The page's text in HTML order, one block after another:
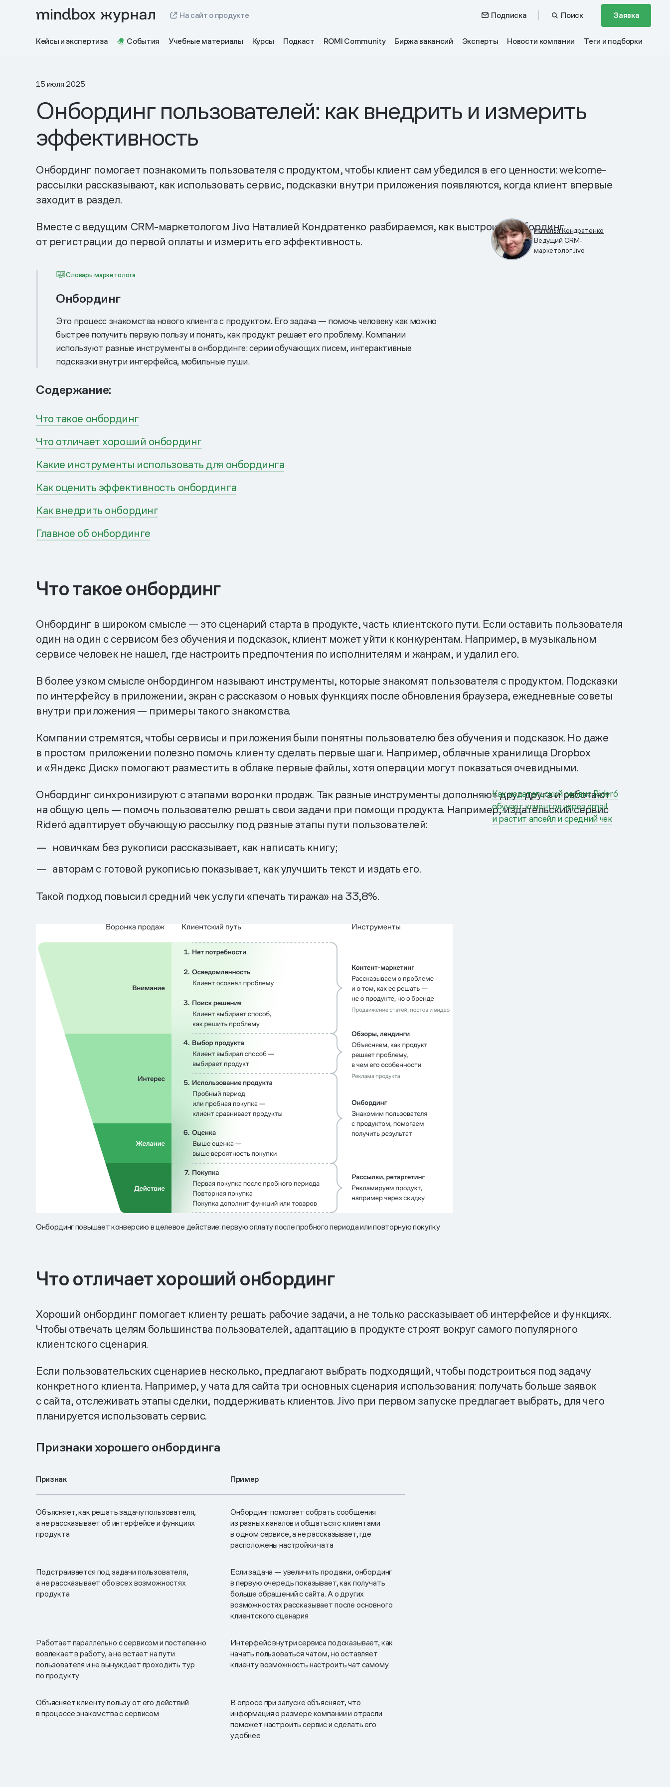
На сайт о продукте Подписка Поиск Заявка
Кейсы и экспертиза События Учебные материалы Курсы Подкаст ROMI Community Биржа вакансий Эксперты Новости компании Теги и подборки
15 июля 2025
Онбординг пользователей: как внедрить и измерить
эффективность
Онбординг помогает познакомить пользователя с продуктом, чтобы клиент сам убедился в его ценности: welcome-
рассылки рассказывают, как использовать сервис, подсказки внутри приложения появляются, когда клиент впервые
заходит в раздел.
Наталья Кондратенко
Ведущий CRM-
маркетолог Jivo
Вместе с ведущим CRM-маркетологом Jivo Наталией Кондратенко разбираемся, как выстроить онбординг
от регистрации до первой оплаты и измерить его эффективность.
Словарь маркетолога
Онбординг
Это процесс знакомства нового клиента с продуктом. Его задача — помочь человеку как можно
быстрее получить первую пользу и понять, как продукт решает его проблему. Компании
используют разные инструменты в онбординге: серии обучающих писем, интерактивные
подсказки внутри интерфейса, мобильные пуши.
Содержание:
Что такое онбординг
Что отличает хороший онбординг
Какие инструменты использовать для онбординга
Как оценить эффективность онбординга
Как внедрить онбординг
Главное об онбординге
Что такое онбординг
Онбординг в широком смысле — это сценарий старта в продукте, часть клиентского пути. Если оставить пользователя
один на один с сервисом без обучения и подсказок, клиент может уйти к конкурентам. Например, в музыкальном
сервисе человек не нашел, где настроить предпочтения по исполнителям и жанрам, и удалил его.
В более узком смысле онбордингом называют инструменты, которые знакомят пользователя с продуктом. Подсказки
по интерфейсу в приложении, экран с рассказом о новых функциях после обновления браузера, ежедневные советы
внутри приложения — примеры такого знакомства.
Компании стремятся, чтобы сервисы и приложения были понятны пользователю без обучения и подсказок. Но даже
в простом приложении полезно помочь клиенту сделать первые шаги. Например, облачные хранилища Dropbox
и «Яндекс Диск» помогают разместить в облаке первые файлы, хотя операции могут показаться очевидными.
Как издательский сервис Rideró
обучает клиентов через email
и растит апсейл и средний чек
Онбординг синхронизируют с этапами воронки продаж. Так разные инструменты дополняют друг друга и работают
на общую цель — помочь пользователю решать свои задачи при помощи продукта. Например, издательский сервис
Rideró адаптирует обучающую рассылку под разные этапы пути пользователей:
новичкам без рукописи рассказывает, как написать книгу;
авторам с готовой рукописью показывает, как улучшить текст и издать его.
Такой подход повысил средний чек услуги «печать тиража» на 33,8%.
Онбординг повышает конверсию в целевое действие: первую оплату после пробного периода или повторную покупку
Что отличает хороший онбординг
Хороший онбординг помогает клиенту решать рабочие задачи, а не только рассказывает об интерфейсе и функциях.
Чтобы отвечать целям большинства пользователей, адаптацию в продукте строят вокруг самого популярного
клиентского сценария.
Если пользовательских сценариев несколько, предлагают выбрать подходящий, чтобы подстроиться под задачу
конкретного клиента. Например, у чата для сайта три основных сценария использования: получать больше заявок
с сайта, отслеживать этапы сделки, поддерживать клиентов. Jivo при первом запуске предлагает выбрать, для чего
планируется использовать сервис.
Признаки хорошего онбординга
Признак Пример
Объясняет, как решать задачу пользователя,
а не рассказывает об интерфейсе и функциях
продукта
Онбординг помогает собрать сообщения
из разных каналов и общаться с клиентами
в одном сервисе, а не рассказывает, где
расположены настройки чата
Подстраивается под задачи пользователя,
а не рассказывает обо всех возможностях
продукта
Если задача — увеличить продажи, онбординг
в первую очередь показывает, как получать
больше обращений с сайта. А о других
возможностях рассказывает после основного
клиентского сценария
Работает параллельно с сервисом и постепенно
вовлекает в работу, а не встает на пути
пользователя и не вынуждает проходить тур
по продукту
Интерфейс внутри сервиса подсказывает, как
начать пользоваться чатом, но оставляет
клиенту возможность настроить чат самому
Объясняет клиенту пользу от его действий
в процессе знакомства с сервисом
В опросе при запуске объясняет, что
информация о размере компании и отрасли
поможет настроить сервис и сделать его
удобнее